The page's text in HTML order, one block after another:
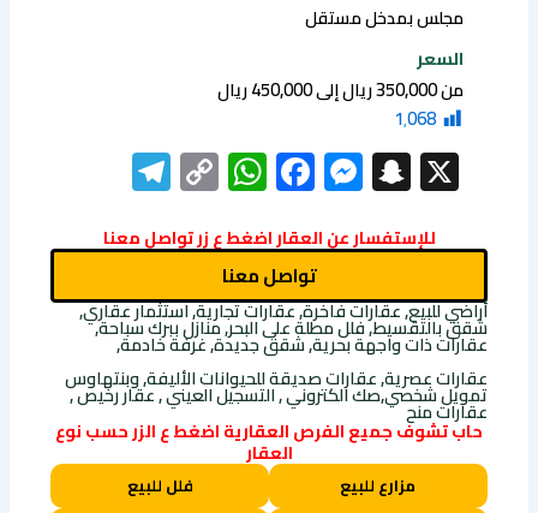
مجلس بمدخل مستقل
السعر
من 350,000 ريال إلى 450,000 ريال
1٬068
X
Snapchat
Messenger
Facebook
WhatsApp
Copy
Link
للإستفسار عن العقار اضغط ع زر تواصل معنا
تواصل معنا
أراضي للبيع, عقارات فاخرة, عقارات تجارية, استثمار عقاري,
شقق بالتقسيط, فلل مطلة على البحر, منازل ببرك سباحة,
عقارات ذات واجهة بحرية, شقق جديدة, غرفة خادمة,
عقارات عصرية, عقارات صديقة للحيوانات الأليفة, وبنتهاوس
تمويل شخصي,صك الكتروني , التسجيل العيني , عقار رخيص ,
عقارات منح
حاب تشوف جميع الفرص العقارية اضغط ع الزر حسب نوع
العقار
مزارع للبيع فلل للبيع